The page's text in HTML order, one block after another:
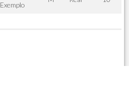
Exemplo